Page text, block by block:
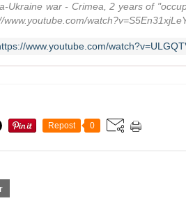
Ukraine war - Crimea, 2 years of
www.youtube.com/
Repost 0